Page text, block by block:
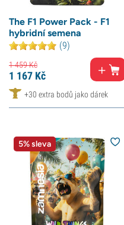
The F1 Power Pack - F1
hybridní semena
(9)
1 459Kč
1 167 Kč
+30 extra bodů jako dárek
5% sleva